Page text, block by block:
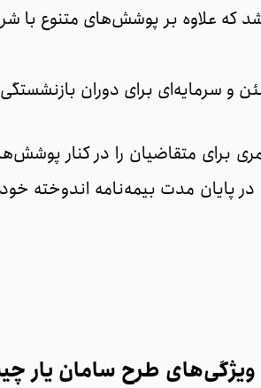
علاوه بر پوشش‌های متنوع با
برای متقاضیان را در کنار
پایان مدت بیمه‌نامه اندوخته
ویژگی‌های طرح سامان یار